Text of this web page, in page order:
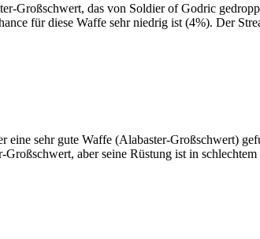
Großschwert, das von Soldier of Godric
für diese Waffe sehr niedrig ist (4%). Der
eine sehr gute Waffe (Alabaster-Großschwert)
aber seine Rüstung ist in